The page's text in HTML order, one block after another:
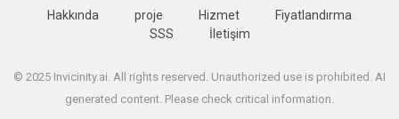
Hakkında proje Hizmet
Fiyatlandırma
SSS
İletişim
© 2025 Invicinity.ai. All rights reserved. Unauthorized use is prohibited. AI
generated content. Please check critical information.